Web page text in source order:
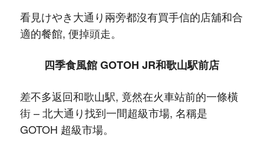
看見けやき大通り兩旁都沒有買手信的店舖和合
適的餐館, 便掉頭走。
四季食風館 GOTOH JR和歌山駅前店
差不多返回和歌山駅, 竟然在火車站前的一條橫
街 – 北大通り找到一間超級市場, 名稱是
GOTOH 超級市場。